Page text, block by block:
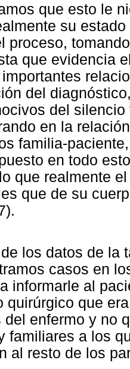
que esto le
su
proceso,
que evidencia
del
del
en la
familia-
en todo
que realmente
que de su
los datos de la
casos en
informarle al
quirúrgico que
del enfermo y no
familiares a los
al resto de los